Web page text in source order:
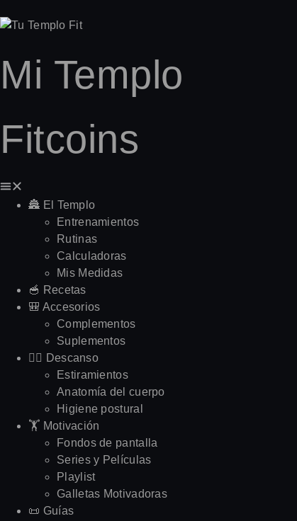
Mi Templo
Fitcoins
🏯 El Templo
Entrenamientos
Rutinas
Calculadoras
Mis Medidas
🥣 Recetas
🎒 Accesorios
Complementos
Suplementos
🧘‍♂️ Descanso
Estiramientos
Anatomía del cuerpo
Higiene postural
🏋️ Motivación
Fondos de pantalla
Series y Películas
Playlist
Galletas Motivadoras
📜 Guías